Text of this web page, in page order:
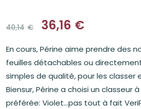
40,14 €
Le
prix
initial
était :
40,14€.
36,16 €
Le
prix
actuel
est :
36,16€.
En cours, Périne aime prendre des
feuilles détachables ou
simples de qualité, pour les classer
Biensur, Périne a choisi un classeur
préférée: Violet...pas tout à fait